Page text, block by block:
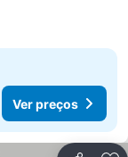
Ver preços